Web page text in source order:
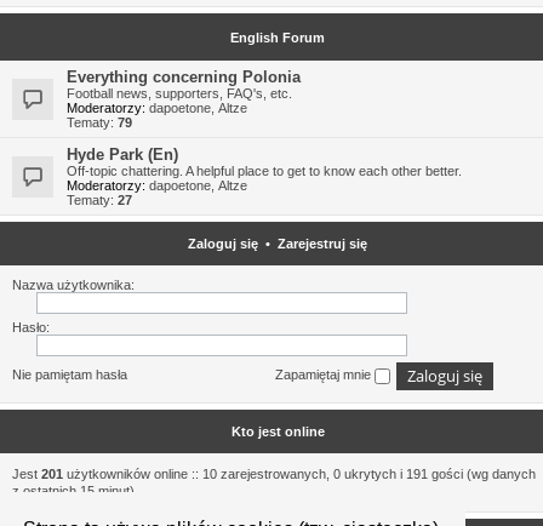
English Forum
Everything concerning Polonia
Football news, supporters, FAQ's, etc.
Moderatorzy: dapoetone Altze
Tematy: 79
Hyde Park (En)
Off-topic chattering. A helpful place to get to know each other better.
Moderatorzy: dapoetone Altze
Tematy: 27
Zaloguj się • Zarejestruj się
Nazwa użytkownika:
Hasło:
Nie pamiętam hasła Zapamiętaj mnie
Kto jest online
Jest 201 użytkowników online :: 10 zarejestrowanych, 0 ukrytych i 191 gości (wg danych
z ostatnich 15 minut)